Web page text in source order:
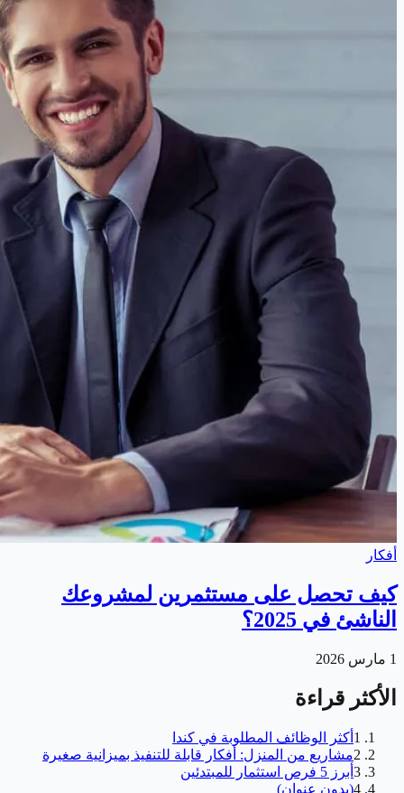
أفكار
كيف تحصل على مستثمرين لمشروعك
الناشئ في 2025؟
1 مارس 2026
الأكثر قراءة
1 أكثر الوظائف المطلوبة في كندا
2مشاريع من المنزل: أفكار قابلة للتنفيذ بميزانية صغيرة
3 أبرز 5 فرص استثمار للمبتدئين
4(بدون عنوان)